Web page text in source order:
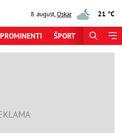
8. august,Oskar 21 °C
PROMINENTI ŠPORT